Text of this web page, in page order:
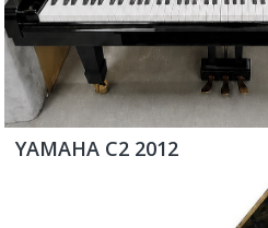
YAMAHA C2 2012